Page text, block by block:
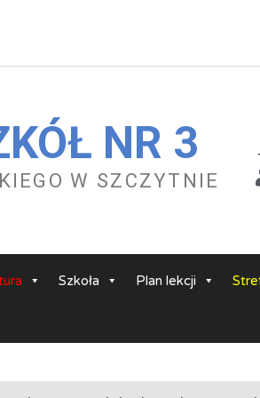
NR 3
W SZCZYTNIE
Szkoła Plan lekcji